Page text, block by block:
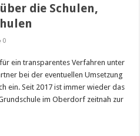
die Schulen,
0
ein transparentes Verfahren unter
bei der eventuellen Umsetzung
ein. Seit 2017 ist immer wieder das
im Oberdorf zeitnah zur